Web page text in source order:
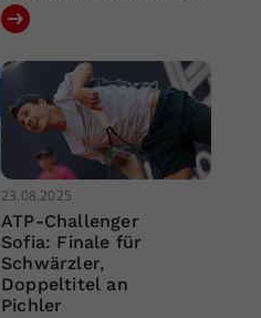
23.08.2025
ATP-Challenger
Sofia: Finale für
Schwärzler,
Doppeltitel an
Pichler